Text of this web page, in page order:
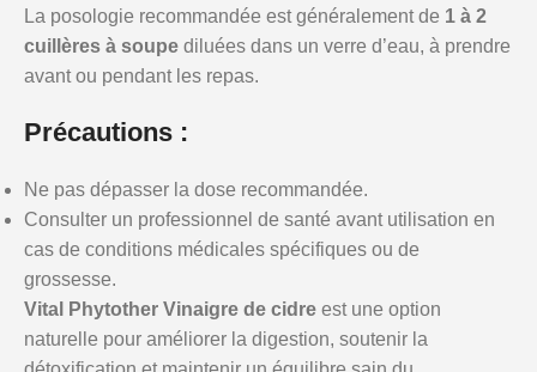
La posologie recommandée est généralement de 1 à 2
cuillères à soupe diluées dans un verre d’eau, à prendre
avant ou pendant les repas.
Précautions :
Ne pas dépasser la dose recommandée.
Consulter un professionnel de santé avant utilisation en
cas de conditions médicales spécifiques ou de
grossesse.
Vital Phytother Vinaigre de cidre est une option
naturelle pour améliorer la digestion, soutenir la